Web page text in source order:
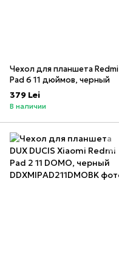
Чехол для планшета Redmi
Pad 6 11 дюймов, черный
379 Lei
В наличии